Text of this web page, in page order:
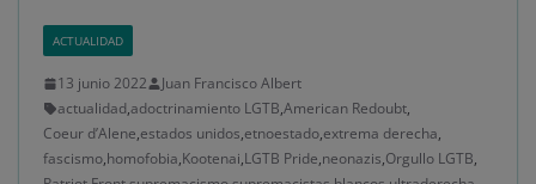
ACTUALIDAD
13 junio 2022
Juan Francisco Albert
actualidad,adoctrinamiento LGTB,American Redoubt,
Coeur d’Alene,estados unidos,etnoestado,extrema derecha,
fascismo,homofobia,Kootenai,LGTB Pride,neonazis,Orgullo LGTB,